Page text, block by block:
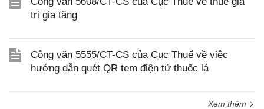
trị gia tăng
Công văn 5555/CT-CS của Cục Thuế về việc
hướng dẫn quét QR tem điện tử thuốc lá
Xem thêm